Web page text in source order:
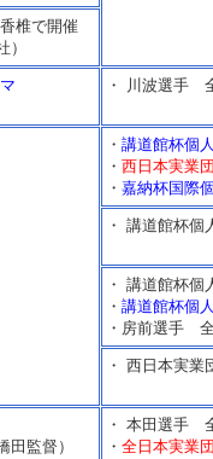
椎で開催
）
・ 川波選手
・ 講道館杯
・ 西日本実業
・ 嘉納杯国
・ 講道館杯
・ 講道館杯
・ 講道館杯
・房前選手
・ 西日本実
田監督）
・ 本田選手
・ 全日本実業